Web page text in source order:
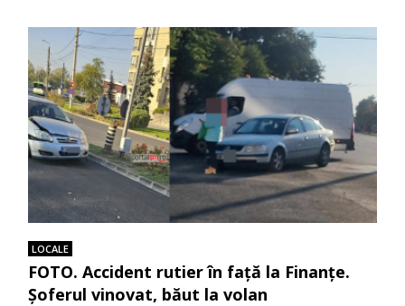
LOCALE
FOTO. Accident rutier în față la Finanțe.
Șoferul vinovat, băut la volan